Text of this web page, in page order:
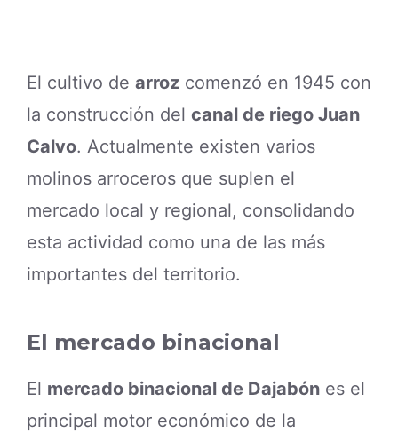
El cultivo de arroz comenzó en 1945 con
la construcción del canal de riego Juan
Calvo. Actualmente existen varios
molinos arroceros que suplen el
mercado local y regional, consolidando
esta actividad como una de las más
importantes del territorio.
El mercado binacional
El mercado binacional de Dajabón es el
principal motor económico de la